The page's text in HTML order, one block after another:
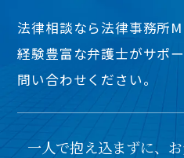
法律相談なら法律事務所
経験豊富な弁護士がサポ
問い合わせください。
一人で抱え込まずに、